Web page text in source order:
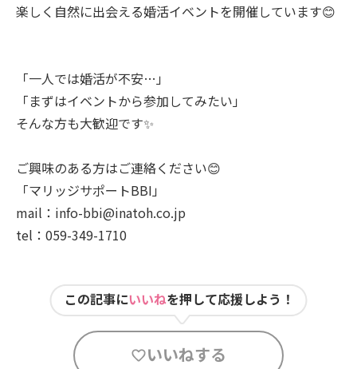
楽しく自然に出会える婚活イベントを開催しています😊
「一人では婚活が不安…」
「まずはイベントから参加してみたい」
そんな方も大歓迎です✨
ご興味のある方はご連絡ください😊
「マリッジサポートBBI」
mail：info-bbi@inatoh.co.jp
tel：059-349-1710
この記事にいいねを押して応援しよう！
いいねする